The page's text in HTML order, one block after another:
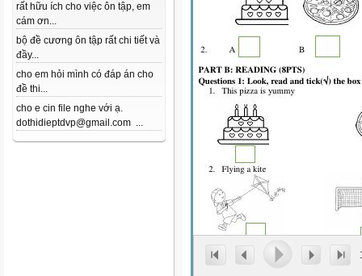
rất hữu ích cho việc ôn tập, em
cám ơn...
bộ đề cương ôn tập rất chi tiết và
đầy...
cho em hỏi mình có đáp án cho
đề thi...
cho e cin file nghe với ạ.
dothidieptdvp@gmail.com ...